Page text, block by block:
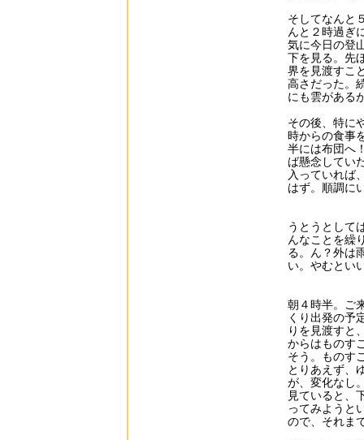
そしてなんと
んと２時過ぎ
気に今日の登
下を見る。先
界を見渡すこ
高さだった。
にも雲がある
その後、特に
時からの食事
半には布団へ
ば懸念してい
入っていれば
はず。順調に
うとうとして
んなことを繰
る。ん？外は
い。やむとい
朝４時半。ご
くり出発の予
りを見渡すと
からはものす
そう。ものす
とりあえず、
が、変化なし
見ていると、
ってみようと
ので、それま